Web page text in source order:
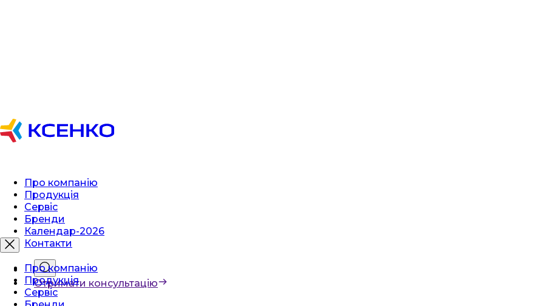
Про компанію
Продукція
Сервіс
Бренди
Календар-2026
Контакти
Отримати консультацію
Про компанію
Продукція
Сервіс